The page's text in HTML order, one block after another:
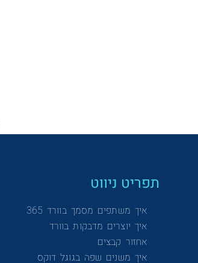
תפריט ניווט
איך משתפים מסמך בוורד 365
איך יוצרים מדבקות בוורד
אחזור קבצים
איך משנים שפה בגוגל דוקס